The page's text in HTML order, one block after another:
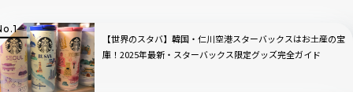
【世界のスタバ】韓国・仁川空港スターバックスはお土産の宝
庫！2025年最新・スターバックス限定グッズ完全ガイド